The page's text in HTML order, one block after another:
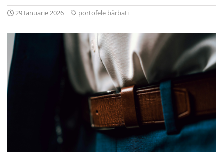
29 Ianuarie 2026 | portofele bărbați